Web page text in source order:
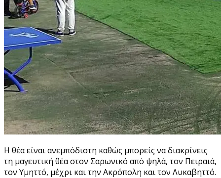
Η θέα είναι ανεμπόδιστη καθώς μπορείς να διακρίνεις
τη μαγευτική θέα στον Σαρωνικό από ψηλά, τον Πειραιά,
τον Υμηττό, μέχρι και την Ακρόπολη και τον Λυκαβηττό.